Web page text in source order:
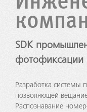
SDK
фотофиксации
Разработка системы
позволяющей
Распознавание